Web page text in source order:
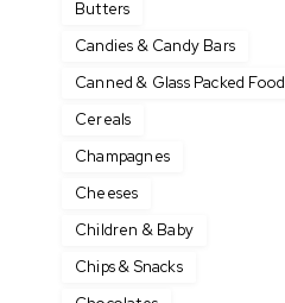
Butters
Candies & Candy Bars
Canned & Glass Packed Food
Cereals
Champagnes
Cheeses
Children & Baby
Chips & Snacks